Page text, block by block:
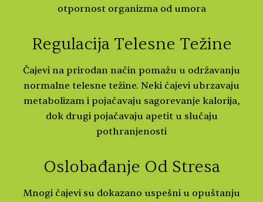
otpornost organizma od umora
Regulacija Telesne Težine
Čajevi na prirodan način pomažu u održavanju
normalne telesne težine. Neki čajevi ubrzavaju
metabolizam i pojačavaju sagorevanje kalorija,
dok drugi pojačavaju apetit u slučaju
pothranjenosti
Oslobađanje Od Stresa
Mnogi čajevi su dokazano uspešni u opuštanju